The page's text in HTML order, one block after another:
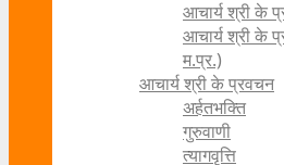
आचार्य श्री के
आचार्य श्री के
म.प्र.)
आचार्य श्री के प्रवचन
अर्हतभक्ति
गुरुवाणी
त्यागवृत्ति